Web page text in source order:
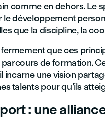
comme en dehors. Le
le développement
que la discipline, la
que ces
parcours de formation.
incarne une vision
talents pour qu’ils
: une